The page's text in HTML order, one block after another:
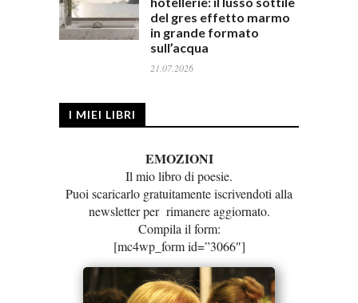
del gres effetto marmo
in grande formato
sull’acqua
21.07.2026
I MIEI LIBRI
EMOZIONI
Il mio libro di poesie.
Puoi scaricarlo gratuitamente iscrivendoti alla
newsletter per rimanere aggiornato.
Compila il form:
[mc4wp_form id=”3066″]